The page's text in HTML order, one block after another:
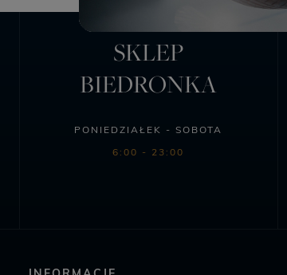
SKLEP
BIEDRONKA
PONIEDZIAŁEK - SOBOTA
6:00 - 23:00